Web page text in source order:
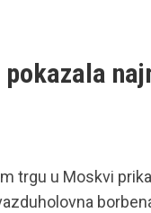
trgu u Moskvi